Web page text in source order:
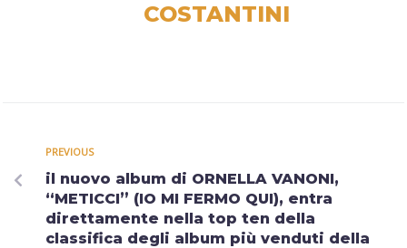
COSTANTINI
PREVIOUS
il nuovo album di ORNELLA VANONI,
“METICCI” (IO MI FERMO QUI), entra
direttamente nella top ten della
classifica degli album più venduti della